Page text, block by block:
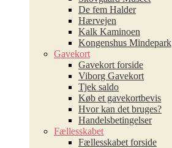
De fem Halder
Hærvejen
Kalk Kaminoen
Kongenshus Mindepark
Gavekort
Gavekort forside
Viborg Gavekort
Tjek saldo
Køb et gavekortbevis
Hvor kan det bruges?
Handelsbetingelser
Fællesskabet
Fællesskabet forside